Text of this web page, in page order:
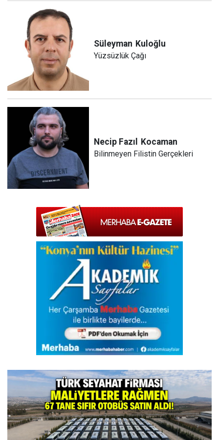
Süleyman Kuloğlu
Yüzsüzlük Çağı
Necip Fazıl Kocaman
Bilinmeyen Filistin Gerçekleri